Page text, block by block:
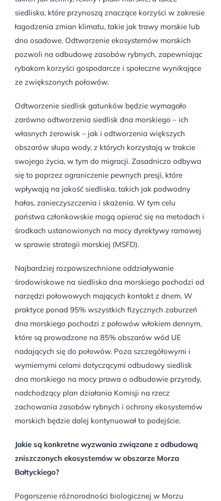
siedliska, które przynoszą znaczące korzyści w zakresie
łagodzenia zmian klimatu, takie jak trawy morskie lub
dno osadowe. Odtworzenie ekosystemów morskich
pozwoli na odbudowę zasobów rybnych, zapewniając
rybakom korzyści gospodarcze i społeczne wynikające
ze zwiększonych połowów.
Odtworzenie siedlisk gatunków będzie wymagało
zarówno odtworzenia siedlisk dna morskiego – ich
własnych żerowisk – jak i odtworzenia większych
obszarów słupa wody, z których korzystają w trakcie
swojego życia, w tym do migracji. Zasadniczo odbywa
się to poprzez ograniczenie pewnych presji, które
wpływają na jakość siedliska, takich jak podwodny
hałas, zanieczyszczenia i skażenia. W tym celu
państwa członkowskie mogą opierać się na metodach i
środkach ustanowionych na mocy dyrektywy ramowej
w sprawie strategii morskiej (MSFD).
Najbardziej rozpowszechnione oddziaływanie
środowiskowe na siedliska dna morskiego pochodzi od
narzędzi połowowych mających kontakt z dnem. W
praktyce ponad 95% wszystkich fizycznych zaburzeń
dna morskiego pochodzi z połowów włokiem dennym,
które są prowadzone na 85% obszarów wód UE
nadających się do połowów. Poza szczegółowymi i
wymiernymi celami dotyczącymi odbudowy siedlisk
dna morskiego na mocy prawa o odbudowie przyrody,
nadchodzący plan działania Komisji na rzecz
zachowania zasobów rybnych i ochrony ekosystemów
morskich będzie dalej kontynuował to podejście.
Jakie są konkretne wyzwania związane z odbudową
zniszczonych ekosystemów w obszarze Morza
Bałtyckiego?
Pogorszenie różnorodności biologicznej w Morzu